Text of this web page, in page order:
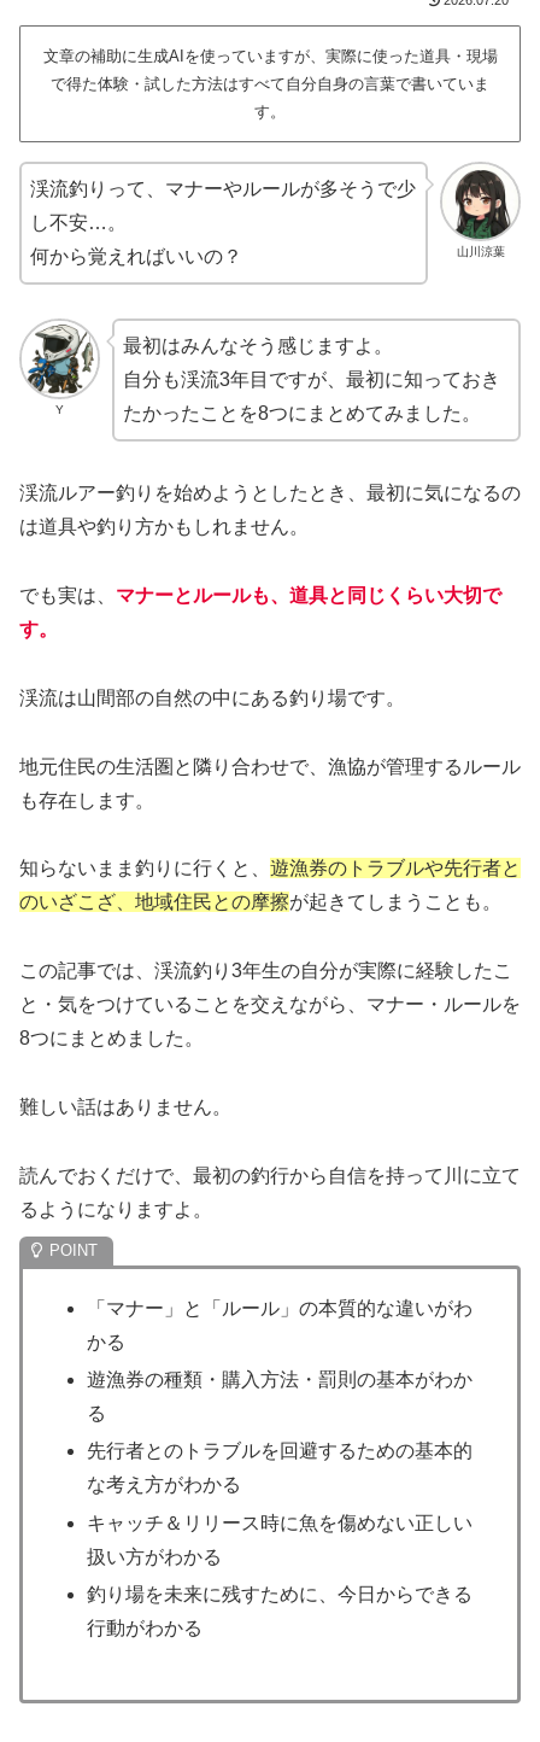
文章の補助に生成AIを使っていますが、実際に使った道具・現場
で得た体験・試した方法はすべて自分自身の言葉で書いていま
す。
山川涼葉
渓流釣りって、マナーやルールが多そうで少
し不安…。
何から覚えればいいの？
Y
最初はみんなそう感じますよ。
自分も渓流3年目ですが、最初に知っておき
たかったことを8つにまとめてみました。
渓流ルアー釣りを始めようとしたとき、最初に気になるの
は道具や釣り方かもしれません。
でも実は、 マナーとルールも、道具と同じくらい大切で
す。
渓流は山間部の自然の中にある釣り場です。
地元住民の生活圏と隣り合わせで、漁協が管理するルール
も存在します。
知らないまま釣りに行くと、 遊漁券のトラブルや先行者と
のいざこざ、地域住民との摩擦が起きてしまうことも。
この記事では、渓流釣り3年生の自分が実際に経験したこ
と・気をつけていることを交えながら、マナー・ルールを
8つにまとめました。
難しい話はありません。
読んでおくだけで、最初の釣行から自信を持って川に立て
るようになりますよ。
「マナー」と「ルール」の本質的な違いがわ
かる
遊漁券の種類・購入方法・罰則の基本がわか
る
先行者とのトラブルを回避するための基本的
な考え方がわかる
キャッチ＆リリース時に魚を傷めない正しい
扱い方がわかる
釣り場を未来に残すために、今日からできる
行動がわかる